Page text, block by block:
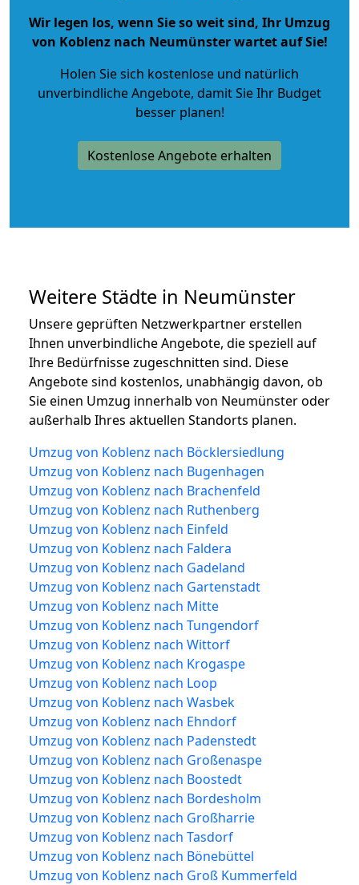
Wir legen los, wenn Sie so weit sind, Ihr Umzug
von Koblenz nach Neumünster wartet auf Sie!
Holen Sie sich kostenlose und natürlich
unverbindliche Angebote, damit Sie Ihr Budget
besser planen!
Kostenlose Angebote erhalten
Weitere Städte in Neumünster
Unsere geprüften Netzwerkpartner erstellen
Ihnen unverbindliche Angebote, die speziell auf
Ihre Bedürfnisse zugeschnitten sind. Diese
Angebote sind kostenlos, unabhängig davon, ob
Sie einen Umzug innerhalb von Neumünster oder
außerhalb Ihres aktuellen Standorts planen.
Umzug von Koblenz nach Böcklersiedlung
Umzug von Koblenz nach Bugenhagen
Umzug von Koblenz nach Brachenfeld
Umzug von Koblenz nach Ruthenberg
Umzug von Koblenz nach Einfeld
Umzug von Koblenz nach Faldera
Umzug von Koblenz nach Gadeland
Umzug von Koblenz nach Gartenstadt
Umzug von Koblenz nach Mitte
Umzug von Koblenz nach Tungendorf
Umzug von Koblenz nach Wittorf
Umzug von Koblenz nach Krogaspe
Umzug von Koblenz nach Loop
Umzug von Koblenz nach Wasbek
Umzug von Koblenz nach Ehndorf
Umzug von Koblenz nach Padenstedt
Umzug von Koblenz nach Großenaspe
Umzug von Koblenz nach Boostedt
Umzug von Koblenz nach Bordesholm
Umzug von Koblenz nach Großharrie
Umzug von Koblenz nach Tasdorf
Umzug von Koblenz nach Bönebüttel
Umzug von Koblenz nach Groß Kummerfeld